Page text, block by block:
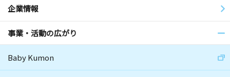
企業情報
事業・活動の広がり
Baby Kumon